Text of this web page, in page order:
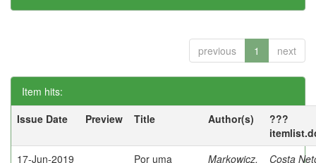
previous 1 next
Item hits:
Issue Date
Preview Title Author(s)
???
17-Jun-2019
Por uma Markowicz, Costa